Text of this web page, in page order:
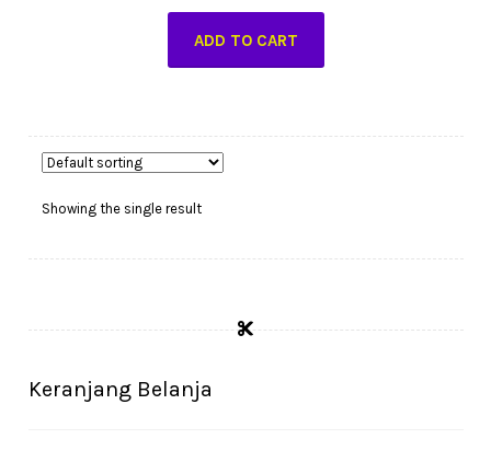
ADD TO CART
Showing the single result
Keranjang Belanja